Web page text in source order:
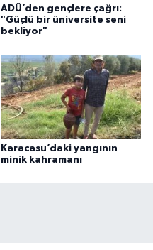
ADÜ’den gençlere çağrı:
"Güçlü bir üniversite seni
bekliyor"
Karacasu’daki yangının
minik kahramanı